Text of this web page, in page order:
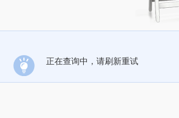
正在查询中，请刷新重试